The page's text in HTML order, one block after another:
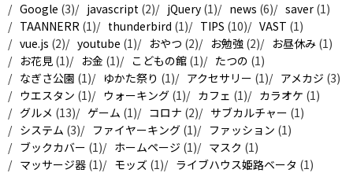
Google (3) javascript (2) jQuery (1) news (6) saver (1)
TAANNERR (1) thunderbird (1) TIPS (10) VAST (1)
vue.js (2) youtube (1) おやつ (2) お勉強 (2) お昼休み (1)
お花見 (1) お金 (1) こどもの館 (1) たつの (1)
なぎさ公園 (1) ゆかた祭り (1) アクセサリー (1) アメカジ (3)
ウエスタン (1) ウォーキング (1) カフェ (1) カラオケ (1)
グルメ (13) ゲーム (1) コロナ (2) サブカルチャー (1)
システム (3) ファイヤーキング (1) ファッション (1)
ブックカバー (1) ホームページ (1) マスク (1)
マッサージ器 (1) モッズ (1) ライブハウス姫路ベータ (1)